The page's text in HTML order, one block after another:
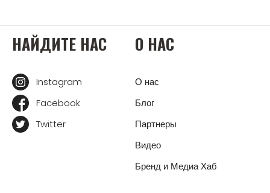
НАЙДИТЕ НАС
Instagram
Facebook
Twitter
О НАС
О нас
Блог
Партнеры
Видео
Бренд и Медиа Хаб